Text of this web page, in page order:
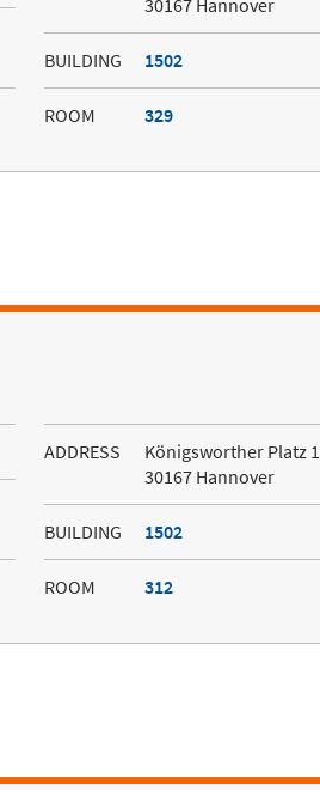
30167 Hannover
BUILDING 1502
ROOM 329
ADDRESS
Königsworther Platz 1
30167 Hannover
BUILDING 1502
ROOM 312